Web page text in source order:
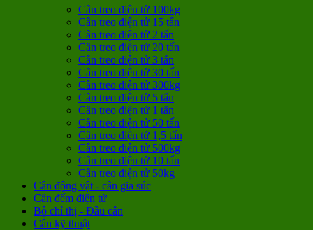
Cân treo điện tử 100kg
Cân treo điện tử 15 tấn
Cân treo điện tử 2 tấn
Cân treo điện tử 20 tấn
Cân treo điện tử 3 tấn
Cân treo điện tử 30 tấn
Cân treo điện tử 300kg
Cân treo điện tử 5 tấn
Cân treo điện tử 1 tấn
Cân treo điện tử 50 tấn
Cân treo điện tử 1,5 tấn
Cân treo điện tử 500kg
Cân treo điện tử 10 tấn
Cân treo điện tử 50kg
Cân động vật - cân gia súc
Cân đếm điện tử
Bộ chỉ thị - Đầu cân
Cân kỹ thuật